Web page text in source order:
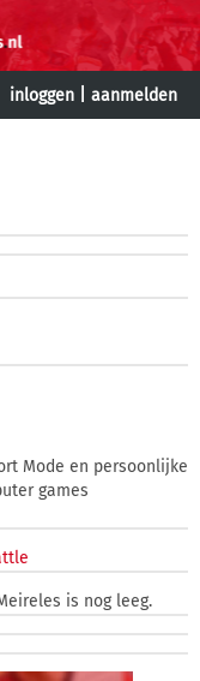
inloggen aanmelden
Mode en persoonlijke
games
is nog leeg.